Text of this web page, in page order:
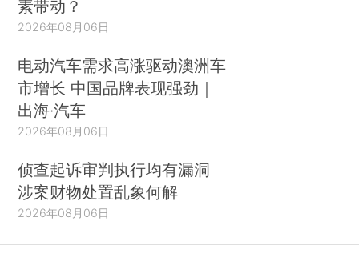
素带动？
2026年08月06日
电动汽车需求高涨驱动澳洲车
市增长 中国品牌表现强劲｜
出海·汽车
2026年08月06日
侦查起诉审判执行均有漏洞
涉案财物处置乱象何解
2026年08月06日